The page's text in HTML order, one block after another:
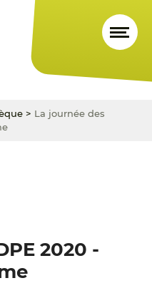
> La journée des
2020 -